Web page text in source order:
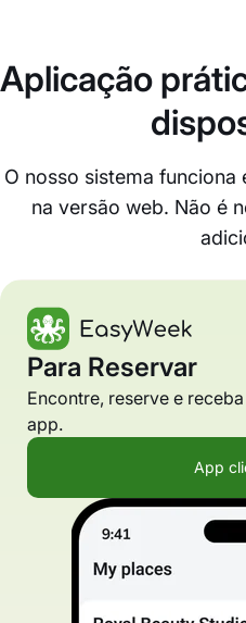
Aplicação
O nosso sistema
na versão web. Não é
Para Reservar
Encontre, reserve e
app.
App